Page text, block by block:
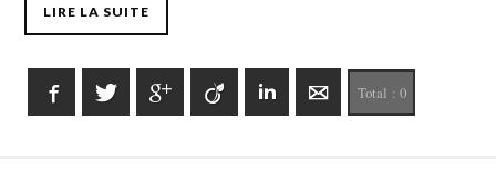
LIRE LA SUITE
FacebookTwitter Google+ Viadeo LinkedInE-mailTotal : 0